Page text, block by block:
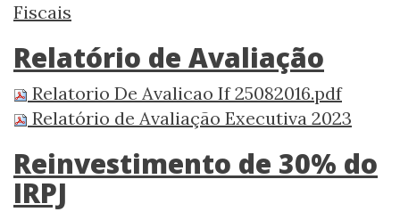
Fiscais
Relatório de Avaliação
Relatorio De Avalicao If 25082016.pdf
Relatório de Avaliação Executiva 2023
Reinvestimento de 30% do
IRPJ